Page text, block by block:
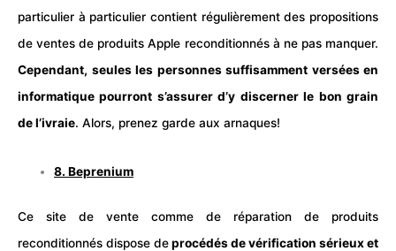
particulier à particulier contient régulièrement des propositions
de ventes de produits Apple reconditionnés à ne pas manquer.
Cependant, seules les personnes suffisamment versées en
informatique pourront s’assurer d’y discerner le bon grain
de l’ivraie. Alors, prenez garde aux arnaques!
8.Beprenium
Ce site de vente comme de réparation de produits
reconditionnés dispose deprocédés de vérification sérieux et